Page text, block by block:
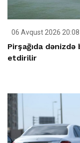
06 Avqust 2026 20:08
Pirşağıda
etdirilir